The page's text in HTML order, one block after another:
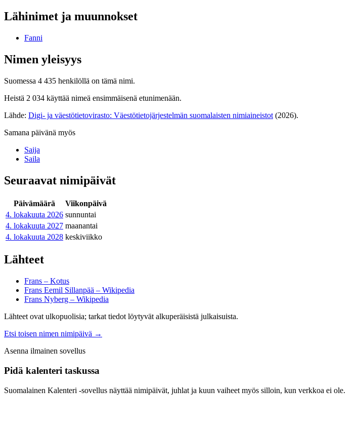
Lähinimet ja muunnokset
Fanni
Nimen yleisyys
Suomessa 4 435 henkilöllä on tämä nimi.
Heistä 2 034 käyttää nimeä ensimmäisenä etunimenään.
Lähde: Digi- ja väestötietovirasto: Väestötietojärjestelmän suomalaisten nimiaineistot (2026).
Samana päivänä myös
Saija
Saila
Seuraavat nimipäivät
Päivämäärä
Viikonpäivä
4. lokakuuta 2026 sunnuntai
4. lokakuuta 2027 maanantai
4. lokakuuta 2028 keskiviikko
Lähteet
Frans – Kotus
Frans Eemil Sillanpää – Wikipedia
Frans Nyberg – Wikipedia
Lähteet ovat ulkopuolisia; tarkat tiedot löytyvät alkuperäisistä julkaisuista.
Etsi toisen nimen nimipäivä →
Asenna ilmainen sovellus
Pidä kalenteri taskussa
Suomalainen Kalenteri ‑sovellus näyttää nimipäivät, juhlat ja kuun vaiheet myös silloin, kun verkkoa ei ole.